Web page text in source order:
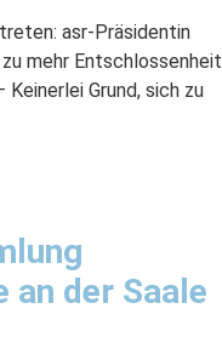
asr-Präsidentin
mehr Entschlossenheit
Grund, sich zu
der Saale